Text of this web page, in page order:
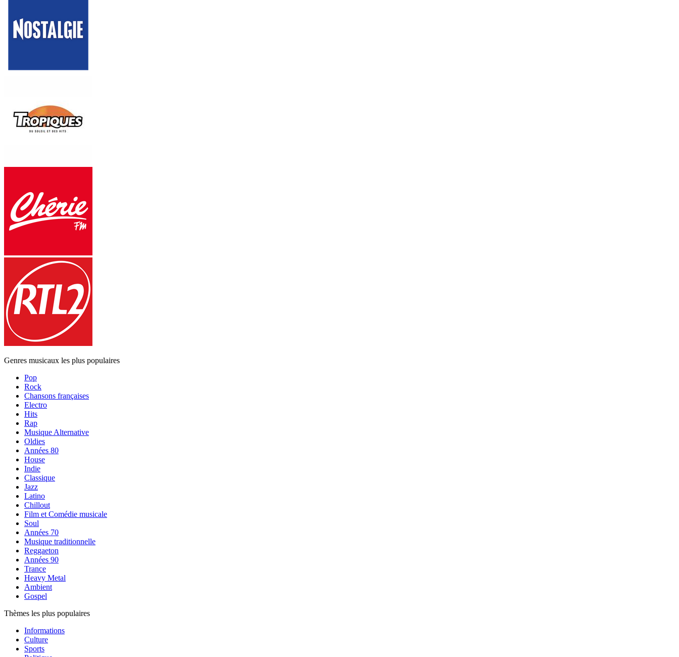
Genres musicaux les plus populaires
Pop
Rock
Chansons françaises
Electro
Hits
Rap
Musique Alternative
Oldies
Années 80
House
Indie
Classique
Jazz
Latino
Chillout
Film et Comédie musicale
Soul
Années 70
Musique traditionnelle
Reggaeton
Années 90
Trance
Heavy Metal
Ambient
Gospel
Thèmes les plus populaires
Informations
Culture
Sports